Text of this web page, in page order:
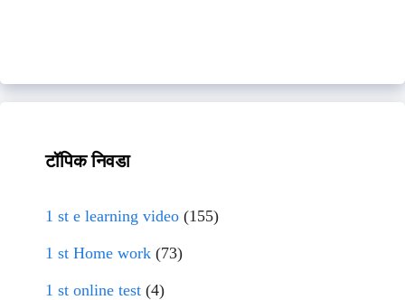
टॉपिक निवडा
1 st e learning video (155)
1 st Home work (73)
1 st online test (4)